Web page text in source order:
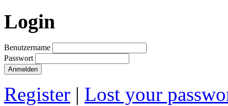
Login
Benutzername
Passwort
Anmelden
Register | Lost your